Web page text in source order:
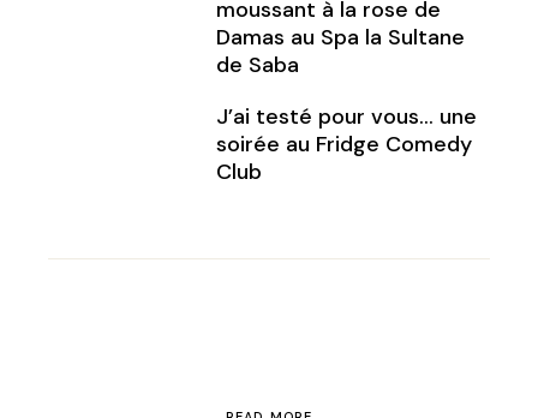
moussant à la rose de
Damas au Spa la Sultane
de Saba
J’ai testé pour vous… une
soirée au Fridge Comedy
Club